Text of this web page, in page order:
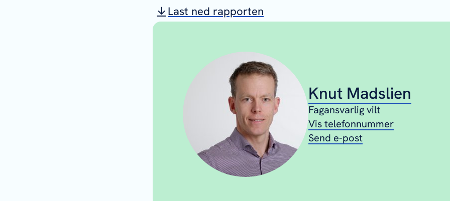
Last ned rapporten
Knut Madslien
Fagansvarlig vilt
Vis telefonnummer
Send e-post